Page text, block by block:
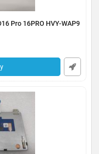
Pro 16PRO HVY-WAP9